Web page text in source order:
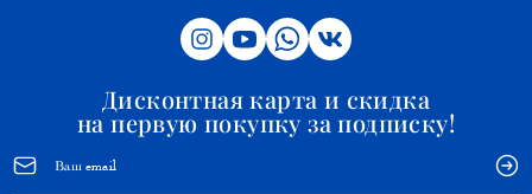
Дисконтная карта и скидка
на первую покупку за подписку!